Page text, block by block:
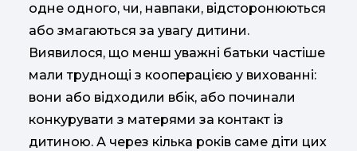
одне одного, чи, навпаки, відсторонюються
або змагаються за увагу дитини.
Виявилося, що менш уважні батьки частіше
мали труднощі з кооперацією у вихованні:
вони або відходили вбік, або починали
конкурувати з матерями за контакт із
дитиною. А через кілька років саме діти цих